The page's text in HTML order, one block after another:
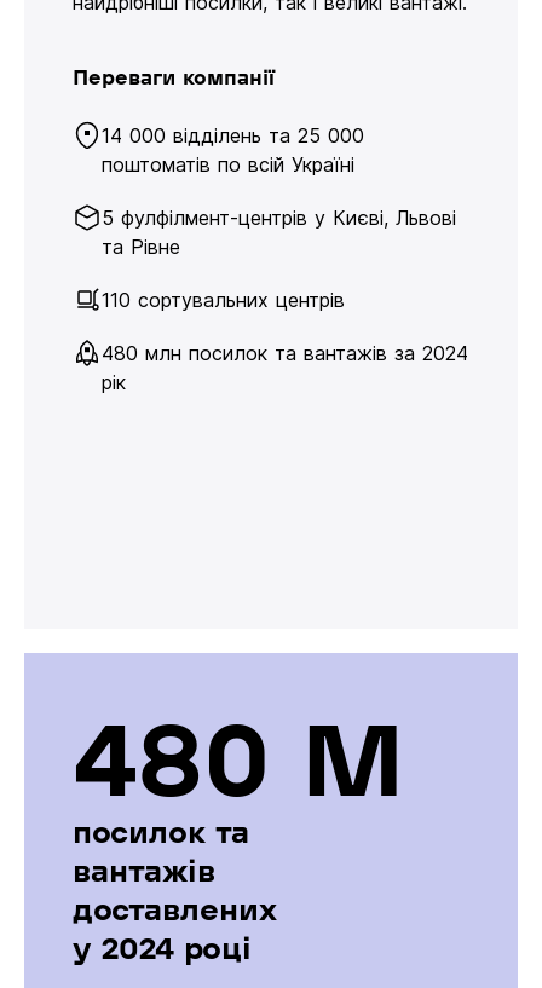
Переваги компанії
14 000 відділень та 25 000
поштоматів по всій Україні
5 фулфілмент-центрів у Києві, Львові
та Рівне
110 сортувальних центрів
480 млн посилок та вантажів за 2024
рік
480 М
посилок та
вантажів
доставлених
у 2024 році